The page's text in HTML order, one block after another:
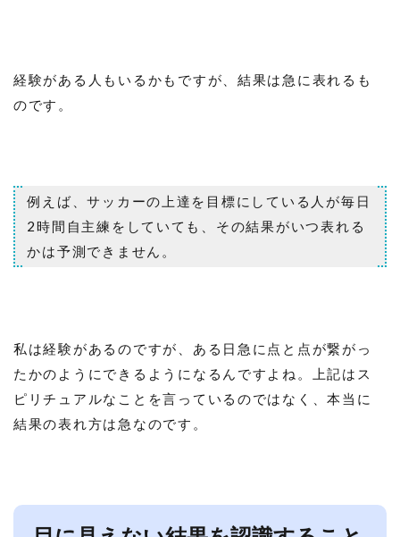
経験がある人もいるかもですが、結果は急に表れるも
のです。
例えば、サッカーの上達を目標にしている人が毎日
2時間自主練をしていても、その結果がいつ表れる
かは予測できません。
私は経験があるのですが、ある日急に点と点が繋がっ
たかのようにできるようになるんですよね。上記はス
ピリチュアルなことを言っているのではなく、本当に
結果の表れ方は急なのです。